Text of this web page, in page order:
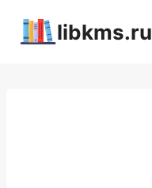
libkms.ru